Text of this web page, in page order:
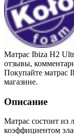
Матрас Ibiza H2
отзывы,
Покупайте матрас
магазине.
Описание
Матрас состоит из
коэффициентом